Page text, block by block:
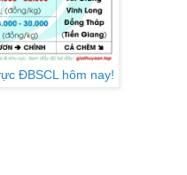
ĐBSCL hôm nay!